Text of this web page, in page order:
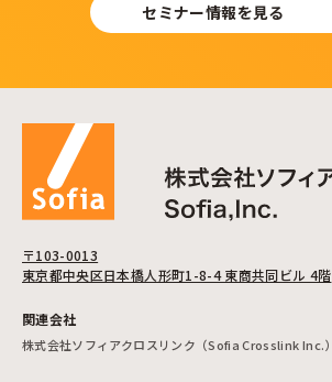
セミナー情報を見る
〒103-0013
東京都中央区日本橋人形町1-8-4 東商共同ビル 4階
関連会社
株式会社ソフィアクロスリンク（Sofia Crosslink Inc.）